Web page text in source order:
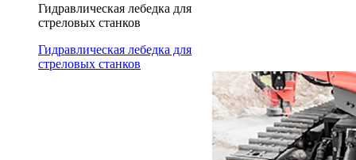
Гидравлическая лебедка для
стреловых станков
Гидравлическая лебедка для
стреловых станков